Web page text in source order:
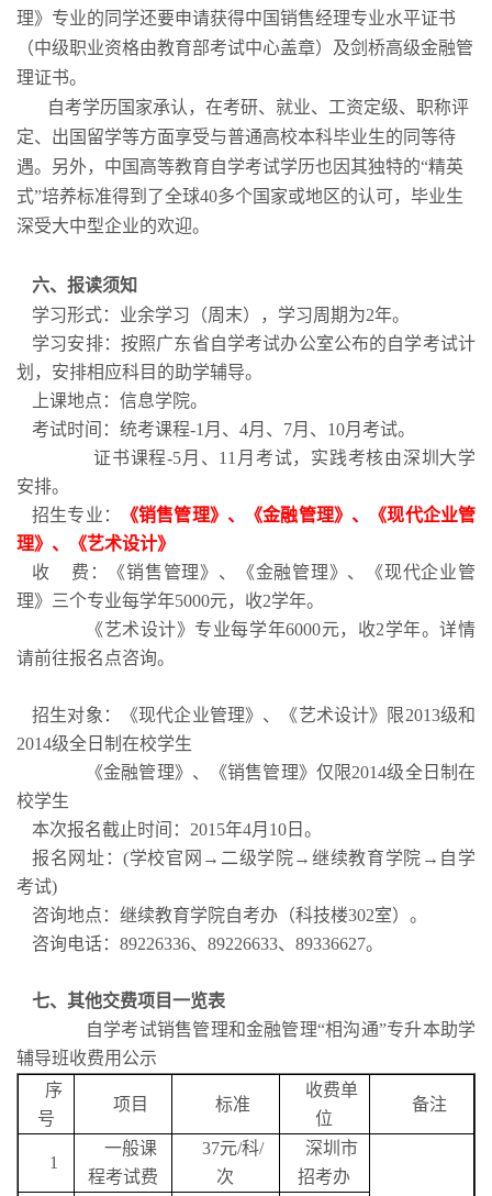
理》专业的同学还要申请获得中国销售经理专业水平证书
（中级职业资格由教育部考试中心盖章）及剑桥高级金融管
理证书。
自考学历国家承认，在考研、就业、工资定级、职称评
定、出国留学等方面享受与普通高校本科毕业生的同等待
遇。另外，中国高等教育自学考试学历也因其独特的“精英
式”培养标准得到了全球40多个国家或地区的认可，毕业生
深受大中型企业的欢迎。
六、报读须知
学习形式：业余学习（周末），学习周期为2年。
学习安排：按照广东省自学考试办公室公布的自学考试计
划，安排相应科目的助学辅导。
上课地点：信息学院。
考试时间：统考课程-1 月、 4月、 7月、 10月考试。
证书课程-5月、 11 月考试，实践考核由深圳大学
安排。
招生专业：
《销售管理》、《金融管理》、《现代企业管
理》、《艺术设计》
收
费：《销售管理》、《金融管理》、《现代企业管
理》三个专业每学年5000元，收2学年。
《艺术设计》专业每学年6000元，收2学年。详情
请前往报名点咨询。
招生对象：《现代企业管理》、《艺术设计》限2013级和
2014级全日制在校学生
《金融管理》、《销售管理》仅限2014级全日制在
校学生
本次报名截止时间： 2015年4月 10 日 。
报名网址：(学校官网→二级学院→继续教育学院→自学
考试)
咨询地点：继续教育学院自考办（科技楼302室）。
咨询电话： 89226336、 89226633、 89336627。
七、其他交费项目一览表
自学考试销售管理和金融管理“相沟通”专升本助学
辅导班收费用公示
序
号
项目 标准
收费单
位
备注
1
一般课
程考试费
37元/科/
次
深圳市
招考办